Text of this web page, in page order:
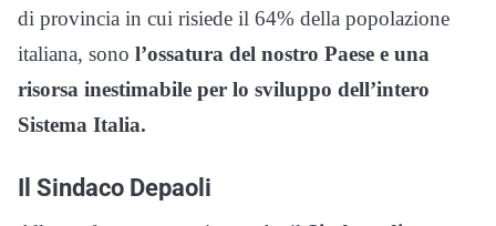
di provincia in cui risiede il 64% della popolazione
italiana, sono l’ossatura del nostro Paese e una
risorsa inestimabile per lo sviluppo dell’intero
Sistema Italia.
Il Sindaco Depaoli